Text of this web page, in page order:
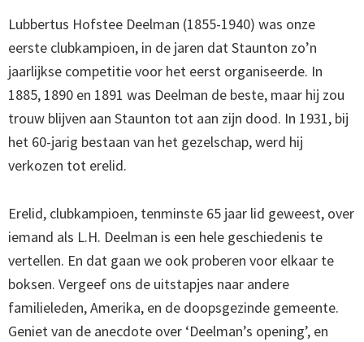
Lubbertus Hofstee Deelman (1855-1940) was onze
eerste clubkampioen, in de jaren dat Staunton zo’n
jaarlijkse competitie voor het eerst organiseerde. In
1885, 1890 en 1891 was Deelman de beste, maar hij zou
trouw blijven aan Staunton tot aan zijn dood. In 1931, bij
het 60-jarig bestaan van het gezelschap, werd hij
verkozen tot erelid.
Erelid, clubkampioen, tenminste 65 jaar lid geweest, over
iemand als L.H. Deelman is een hele geschiedenis te
vertellen. En dat gaan we ook proberen voor elkaar te
boksen. Vergeef ons de uitstapjes naar andere
familieleden, Amerika, en de doopsgezinde gemeente.
Geniet van de anecdote over ‘Deelman’s opening’, en